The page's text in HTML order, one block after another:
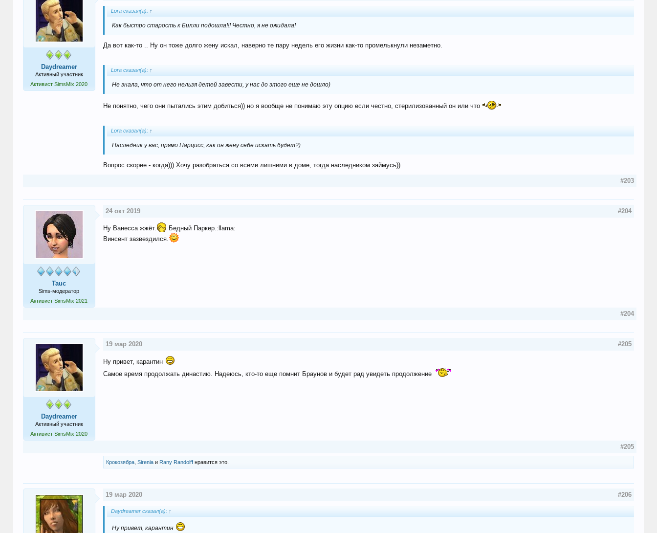
Daydreamer
Активный участник
Активист SimsMix 2020
Lora сказал(а): ↑
Как быстро старость к Билли подошла!!! Честно, я не ожидала!
Да вот как-то .. Ну он тоже долго жену искал, наверно те пару недель его жизни как-то промелькнули незаметно.
Lora сказал(а): ↑
Не знала, что от него нельзя детей завести, у нас до этого еще не дошло)
Не понятно, чего они пытались этим добиться)) но я вообще не понимаю эту опцию если честно, стерилизованный он или что
Lora сказал(а): ↑
Наследник у вас, прямо Нарцисс, как он жену себе искать будет?)
Вопрос скорее - когда))) Хочу разобраться со всеми лишними в доме, тогда наследником займусь))
#203
Tauc
Sims-модератор
Активист SimsMix 2021
24 окт 2019 #204
Ну Ванесса жжёт.
Бедный Паркер.:llama:
Винсент зазвездился.
#204
Daydreamer
Активный участник
Активист SimsMix 2020
19 мар 2020 #205
Ну привет, карантин
Самое время продолжать династию. Надеюсь, кто-то еще помнит Браунов и будет рад увидеть продолжение
#205
Крокозябра, Sireniaи Rany Randolffнравится это.
19 мар 2020 #206
Daydreamer сказал(а): ↑
Ну привет, карантин